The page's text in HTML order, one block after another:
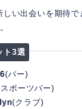
しい出会いを期待で
ト3選
(バー)
ポーツバー)
(クラブ)